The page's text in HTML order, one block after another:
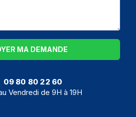
MA DEMANDE
09 80 80 22 60
Vendredi de 9H à 19H